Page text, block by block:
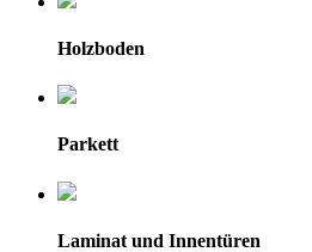
Holzboden
Parkett
Laminat und Innentüren